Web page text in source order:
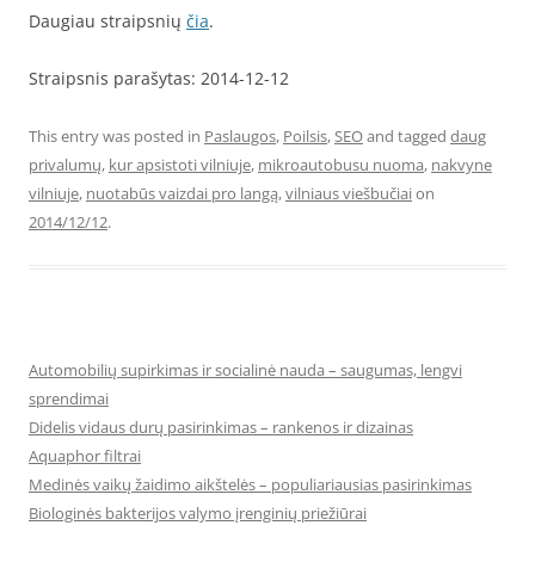
Daugiau straipsnių čia.
Straipsnis parašytas: 2014-12-12
This entry was posted in Paslaugos, Poilsis,SEOand tagged daug
privalumų, kur apsistoti vilniuje, mikroautobusu nuoma, nakvyne
vilniuje, nuotabūs vaizdai pro langą,vilniaus viešbučiaion
2014/12/12.
Automobilių supirkimas ir socialinė nauda – saugumas, lengvi
sprendimai
Didelis vidaus durų pasirinkimas – rankenos ir dizainas
Aquaphor filtrai
Medinės vaikų žaidimo aikštelės – populiariausias pasirinkimas
Biologinės bakterijos valymo įrenginių priežiūrai